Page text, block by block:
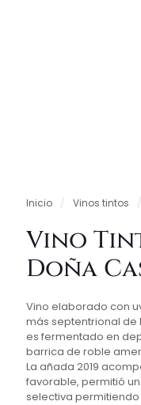
Inicio / Vinos tintos /
Vino
Doña
Vino elaborado con
más septentrional de
es fermentado en
barrica de roble
La añada 2019
favorable, permitió
selectiva